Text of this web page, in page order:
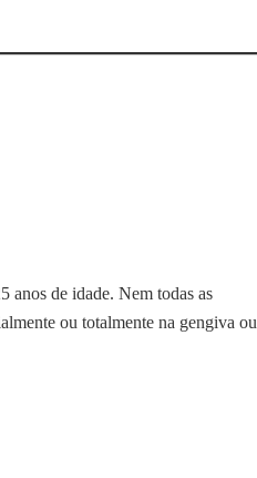
anos de idade. Nem todas as
ou totalmente na gengiva ou